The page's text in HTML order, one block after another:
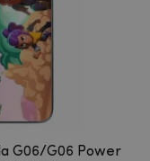
G06/G06 Power